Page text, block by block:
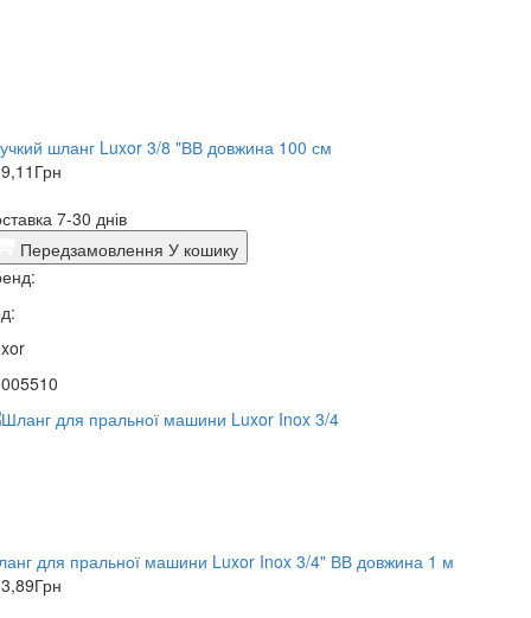
шланг Luxor 3/8 "ВВ довжина 100 см
Грн
7-30 днів
Передзамовлення У кошику
для пральної машини Luxor Inox 3/4" ВВ довжина 1 м
Грн